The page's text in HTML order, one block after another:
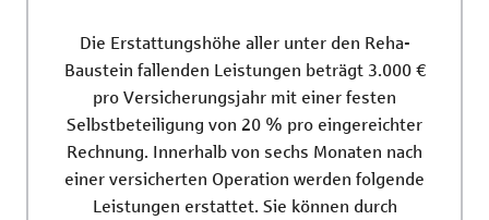
Die Erstattungshöhe aller unter den Reha-
Baustein fallenden Leistungen beträgt 3.000 €
pro Versicherungsjahr mit einer festen
Selbstbeteiligung von 20 % pro eingereichter
Rechnung. Innerhalb von sechs Monaten nach
einer versicherten Operation werden folgende
Leistungen erstattet. Sie können durch